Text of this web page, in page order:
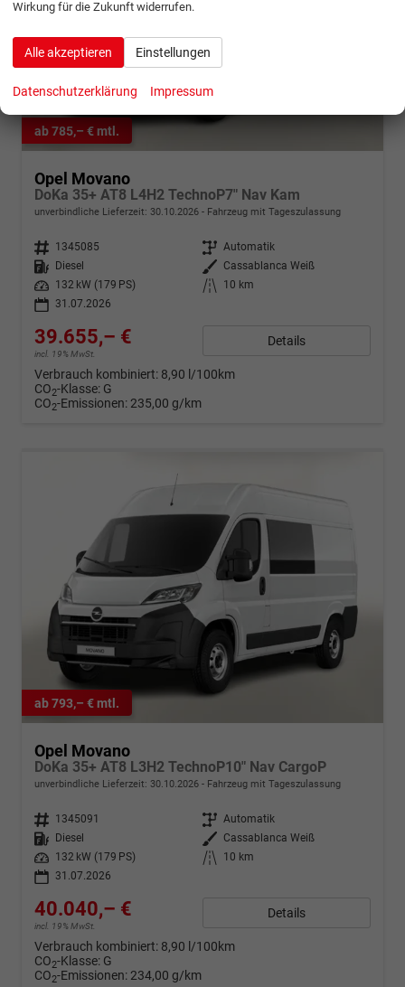
ab 785,– € mtl.
Opel Movano
DoKa 35+ AT8 L4H2 TechnoP7" Nav Kam
unverbindliche Lieferzeit: 30.10.2026 Fahrzeug mit Tageszulassung
Fahrzeugnr. 1345085 Getriebe Automatik
Kraftstoff
Diesel Außenfarbe Cassablanca Weiß
Leistung
132 kW (179 PS) Kilometerstand
10 km
31.07.2026
39.655,– €
incl. 19% MwSt.
Details
Verbrauch kombiniert: 8,90 l/100km
CO2-Klasse: G
CO2-Emissionen: 235,00 g/km
ab 793,– € mtl.
Opel Movano
DoKa 35+ AT8 L3H2 TechnoP10" Nav CargoP
unverbindliche Lieferzeit: 30.10.2026 Fahrzeug mit Tageszulassung
Fahrzeugnr. 1345091 Getriebe Automatik
Kraftstoff
Diesel Außenfarbe Cassablanca Weiß
Leistung
132 kW (179 PS) Kilometerstand
10 km
31.07.2026
40.040,– €
incl. 19% MwSt.
Details
Verbrauch kombiniert: 8,90 l/100km
CO2-Klasse: G
CO2-Emissionen: 234,00 g/km
Wirkung für die Zukunft widerrufen.
Alle akzeptieren Einstellungen
Datenschutzerklärung Impressum